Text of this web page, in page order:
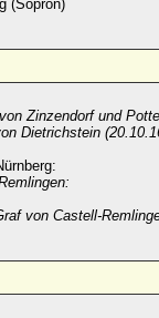
(Sopron)
Zinzendorf und
Dietrichstein
von Castell-